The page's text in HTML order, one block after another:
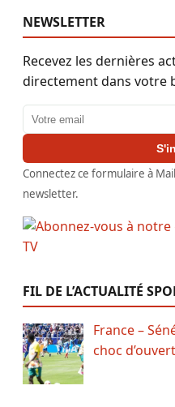
NEWSLETTER
Recevez les dernières
directement dans votre
Adresse email
Connectez ce formulaire à
newsletter.
FIL DE L’ACTUALITÉ
France –
choc